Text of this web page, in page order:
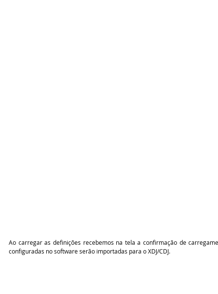
Ao carregar as definições recebemos na tela a confirmação de
configuradas no software serão importadas para o XDJ/CDJ.